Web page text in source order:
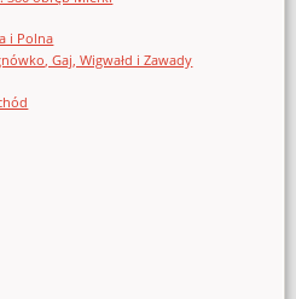
i Polna
Gaj, Wigwałd i Zawady